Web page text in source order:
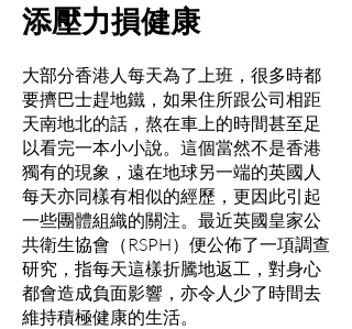
添壓力損健康
大部分香港人每天為了上班，很多時都
要擠巴士趕地鐵，如果住所跟公司相距
天南地北的話，熬在車上的時間甚至足
以看完一本小小說。這個當然不是香港
獨有的現象，遠在地球另一端的英國人
每天亦同樣有相似的經歷，更因此引起
一些團體組織的關注。最近英國皇家公
共衛生協會（RSPH）便公佈了一項調查
研究，指每天這樣折騰地返工，對身心
都會造成負面影響，亦令人少了時間去
維持積極健康的生活。